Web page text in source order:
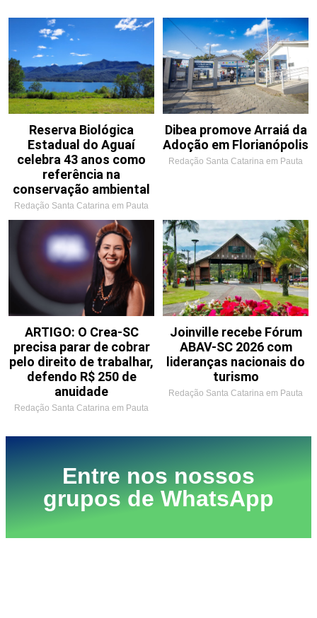
Reserva Biológica
Estadual do Aguaí
celebra 43 anos como
referência na
conservação ambiental
Redação Santa Catarina em Pauta
Dibea promove Arraiá da
Adoção em Florianópolis
Redação Santa Catarina em Pauta
ARTIGO: O Crea-SC
precisa parar de cobrar
pelo direito de trabalhar,
defendo R$ 250 de
anuidade
Redação Santa Catarina em Pauta
Joinville recebe Fórum
ABAV-SC 2026 com
lideranças nacionais do
turismo
Redação Santa Catarina em Pauta
Entre nos nossos
grupos de WhatsApp